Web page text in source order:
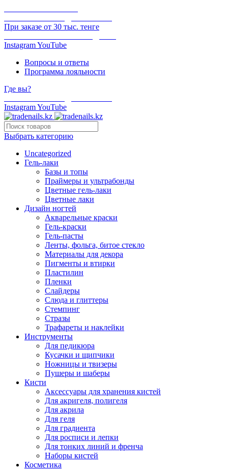
При заказе от 30 тыс. тенге
InstagramYouTube
Вопросы и ответы
Программа лояльности
Где вы?
InstagramYouTube
Выбрать категорию
Uncategorized
Гель-лаки
Базы и топы
Праймеры и ультрабонды
Цветные гель-лаки
Цветные лаки
Дизайн ногтей
Акварельные краски
Гель-краски
Гель-пасты
Ленты, фольга, битое стекло
Материалы для декора
Пигменты и втирки
Пластилин
Пленки
Слайдеры
Слюда и глиттеры
Стемпинг
Стразы
Трафареты и наклейки
Инструменты
Для педикюра
Кусачки и щипчики
Ножницы и твизеры
Пушеры и шаберы
Кисти
Аксессуары для хранения кистей
Для акригеля, полигеля
Для акрила
Для геля
Для градиента
Для росписи и лепки
Для тонких линий и френча
Наборы кистей
Косметика